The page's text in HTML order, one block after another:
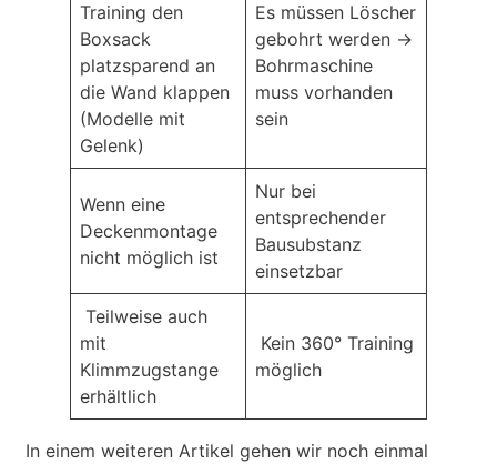
Training den
Boxsack
platzsparend an
die Wand klappen
(Modelle mit
Gelenk)
Es müssen Löscher
gebohrt werden ->
Bohrmaschine
muss vorhanden
sein
Wenn eine
Deckenmontage
nicht möglich ist
Nur bei
entsprechender
Bausubstanz
einsetzbar
Teilweise auch
mit
Klimmzugstange
erhältlich
Kein 360° Training
möglich
In einem weiteren Artikel gehen wir noch einmal